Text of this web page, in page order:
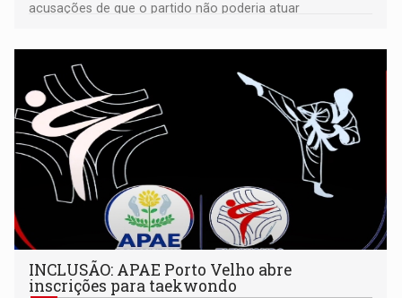
acusações de que o partido não poderia atuar
INCLUSÃO: APAE Porto Velho abre
inscrições para taekwondo